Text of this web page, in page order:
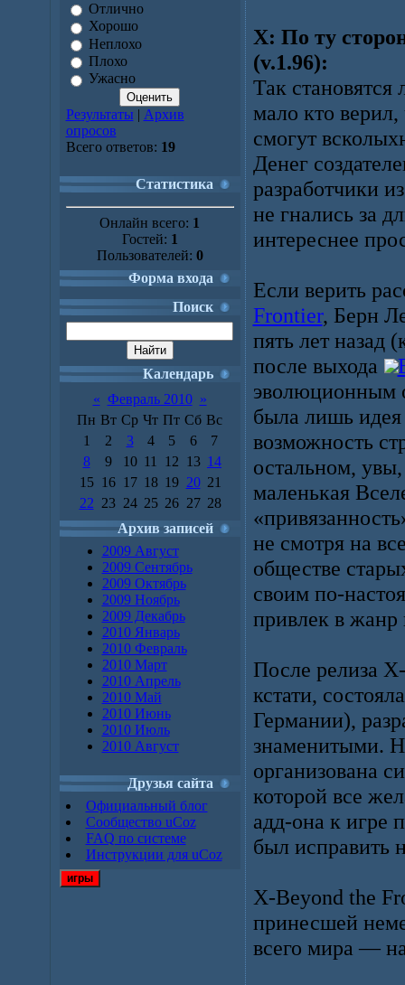
Отлично
Хорошо
Неплохо
Плохо
Ужасно
Результаты | Архив
опросов
Всего ответов: 19
Статистика
Онлайн всего: 1
Гостей: 1
Пользователей: 0
Форма входа
Поиск
Календарь
« Февраль 2010 »
Пн Вт Ср Чт Пт Сб Вс
1
2 3 4 5 6
7
8
9 10 11 12 13 14
15 16 17 18 19 20 21
22 23 24 25 26 27 28
Архив записей
2009 Август
2009 Сентябрь
2009 Октябрь
2009 Ноябрь
2009 Декабрь
2010 Январь
2010 Февраль
2010 Март
2010 Апрель
2010 Май
2010 Июнь
2010 Июль
2010 Август
Друзья сайта
Официальный блог
Сообщество uCoz
FAQ по системе
Инструкции для uCoz
игры
X: По ту
(v.1.96):
Так
мало кто
смогут
Денег
разработчики
не гнались за
интереснее
Если верить
Frontier, Берн
пять лет назад
после выхода
эволюционным
была лишь идея
возможность
остальном,
маленькая
не смотря на
обществе
своим по-
привлек в
После релиза
кстати,
Германии),
знаменитыми.
организована
которой все
адд-она к игре
был исправить
X-Beyond the
принесшей
всего мира —